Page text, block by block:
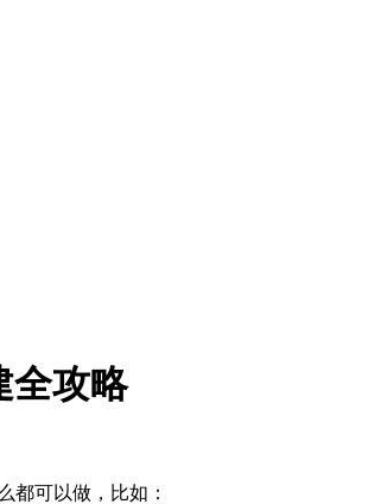
全攻略
都可以做，比如：